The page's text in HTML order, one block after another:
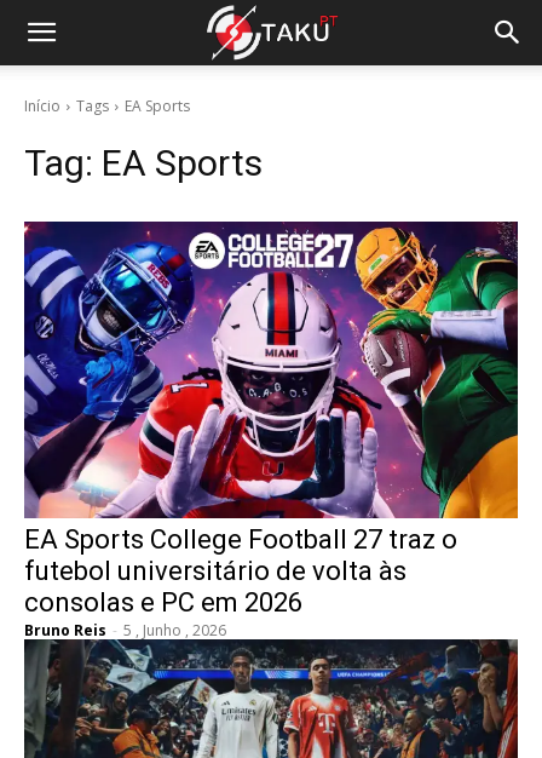
Início Tags EA Sports
Tag: EA Sports
EA Sports College Football 27 traz o
futebol universitário de volta às
consolas e PC em 2026
Bruno Reis - 5 , Junho , 2026